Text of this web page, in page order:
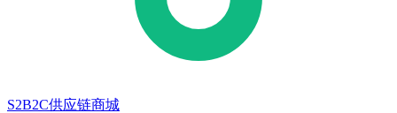
S2B2C供应链商城